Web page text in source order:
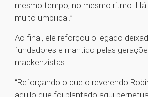
mesmo tempo, no mesmo ritmo. Há
muito umbilical.”
Ao final, ele reforçou o legado
fundadores e mantido pelas
mackenzistas:
“Reforçando o que o reverendo
aquilo que foi plantado aqui